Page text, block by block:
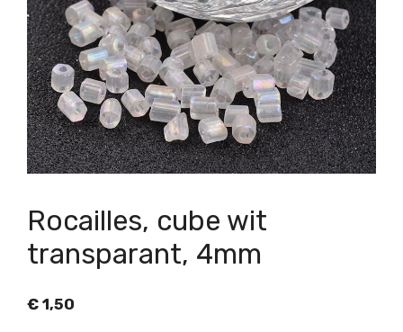
Rocailles, cube wit
transparant, 4mm
€ 1,50